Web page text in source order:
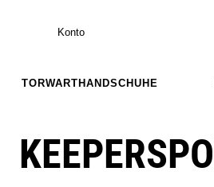
Konto
TORWARTHANDSCHUHE